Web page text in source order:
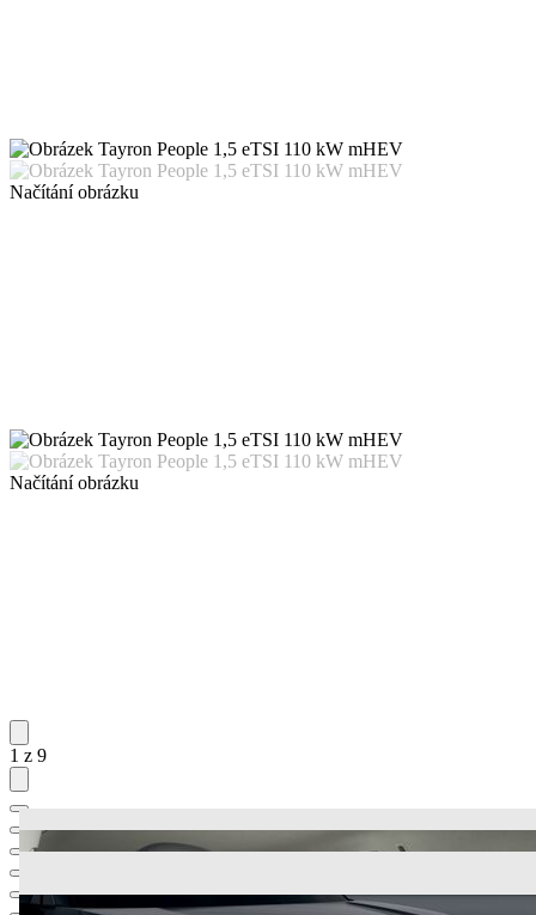
Načítání obrázku
Načítání obrázku
1 z 9